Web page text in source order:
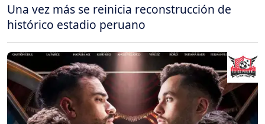
Una vez más se reinicia reconstrucción de
histórico estadio peruano